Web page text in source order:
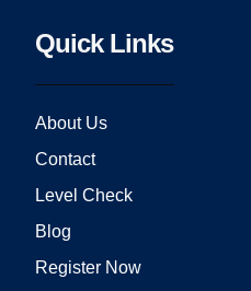
Quick Links
About Us
Contact
Level Check
Blog
Register Now